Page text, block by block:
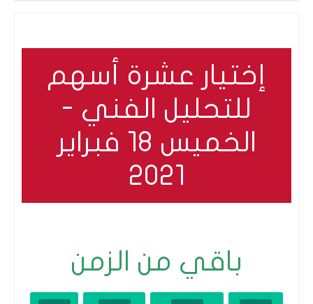
إختيار عشرة أسهم
للتحليل الفني -
الخميس 18 فبراير
2021
باقي من الزمن